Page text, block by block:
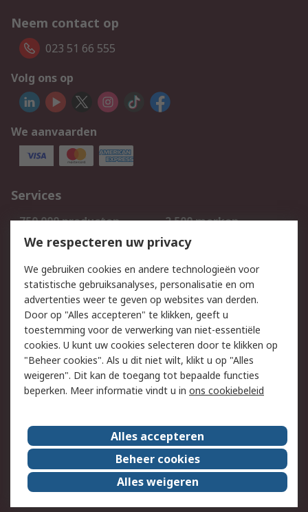
Neem contact op
023 51 66 555
Volg ons op
We aanvaarden
Services
750.000 producten
2.500 merken
Bestellen
Inkoopoplossingen
Track & Trace
Wettelijk
Cookiebeleid
Email veiligheid
Privacybeleid
Websitevoorwaarden
Algemene
verkoopvoorwaarden
Over RS
RS Group
Over ons
RS wereldwijd
Werken bij RS
ESG
We respecteren uw privacy
We gebruiken cookies en andere technologieën voor
statistische gebruiksanalyses, personalisatie en om
advertenties weer te geven op websites van derden.
Door op "Alles accepteren" te klikken, geeft u
toestemming voor de verwerking van niet-essentiële
cookies. U kunt uw cookies selecteren door te klikken op
"Beheer cookies". Als u dit niet wilt, klikt u op "Alles
weigeren". Dit kan de toegang tot bepaalde functies
beperken. Meer informatie vindt u in ons cookiebeleid
Alles accepteren
Beheer cookies
Alles weigeren